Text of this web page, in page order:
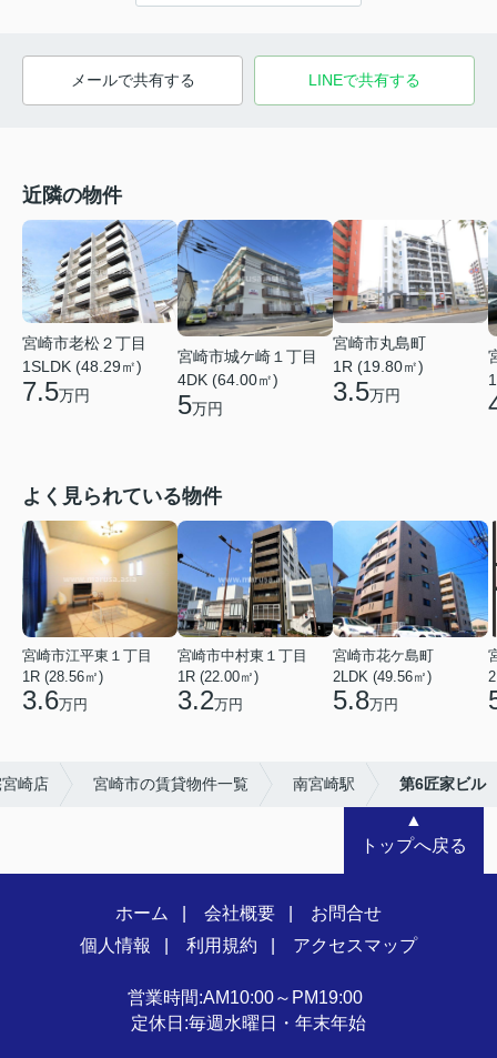
メールで共有する LINEで共有する
近隣の物件
宮崎市老松２丁目
1SLDK (48.29㎡)
7.5万円
宮崎市城ケ崎１丁目
4DK (64.00㎡)
5万円
宮崎市丸島町
1R (19.80㎡)
3.5万円
よく見られている物件
宮崎市江平東１丁目
1R (28.56㎡)
3.6万円
宮崎市中村東１丁目
1R (22.00㎡)
3.2万円
宮崎市花ケ島町
2LDK (49.56㎡)
5.8万円
崎店 宮崎市の賃貸物件一覧 南宮崎駅 第6匠家ビル
▲
トップへ戻る
ホーム 会社概要
お問合せ
個人情報
利用規約 アクセスマップ
営業時間:AM10:00～PM19:00
定休日:毎週水曜日・年末年始